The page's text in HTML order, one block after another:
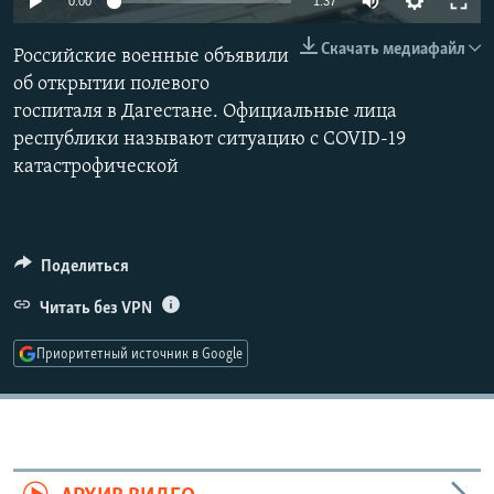
РАСПИСАНИЕ ВЕЩАНИЯ
ПОДПИШИТЕСЬ НА РАССЫЛКУ
СОЦИАЛЬНЫЕ СЕТИ
Все сайты РСЕ/РС
Auto 480p
480p
Скачать медиафайл
Российские военные объявили
об открытии полевого
госпиталя в Дагестане. Официальные лица
республики называют ситуацию с COVID-19
катастрофической
Поделиться
Читать без VPN
Приоритетный источник в Google